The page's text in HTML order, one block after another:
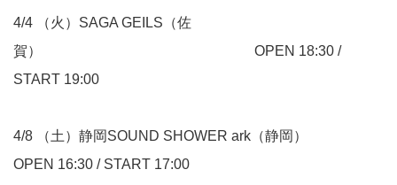
4/4 （火）SAGA GEILS（佐
賀） OPEN 18:30 /
START 19:00
4/8 （土）静岡SOUND SHOWER ark（静岡）
OPEN 16:30 / START 17:00